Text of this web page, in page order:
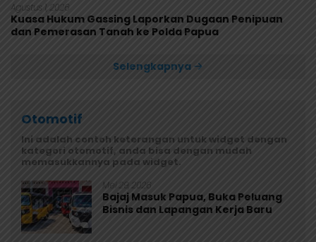
Agustus 1, 2026
Kuasa Hukum Gassing Laporkan Dugaan Penipuan
dan Pemerasan Tanah ke Polda Papua
Selengkapnya
Otomotif
Ini adalah contoh keterangan untuk widget dengan
kategori otomotif, anda bisa dengan mudah
memasukkannya pada widget.
Mei 29, 2026
Bajaj Masuk Papua, Buka Peluang
Bisnis dan Lapangan Kerja Baru